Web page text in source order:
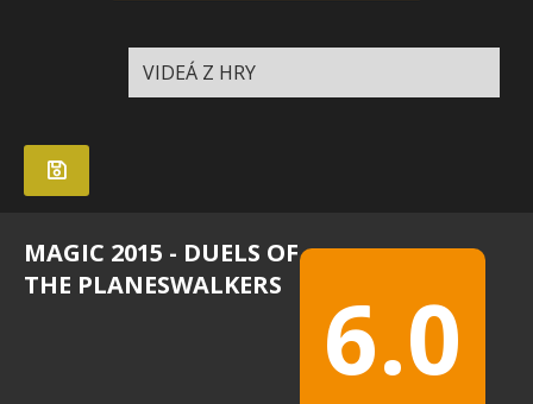
VIDEÁ Z HRY
6.0
MAGIC 2015 - DUELS OF
THE PLANESWALKERS